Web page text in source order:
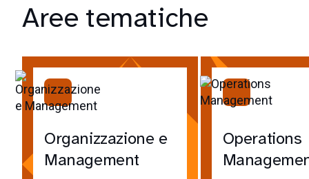
Aree tematiche
Organizzazione e
Management
Operations